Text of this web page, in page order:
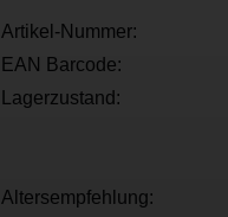
Artikel-Nummer:
EAN Barcode:
Lagerzustand:
Altersempfehlung: